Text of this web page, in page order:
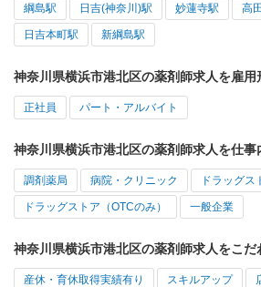
綱島駅 日吉(神奈川)駅 妙蓮寺駅 高
日吉本町駅 新綱島駅
神奈川県横浜市港北区の薬剤師求人を雇用
正社員 パート・アルバイト
神奈川県横浜市港北区の薬剤師求人を仕事
調剤薬局 病院・クリニック ドラッグス
ドラッグストア（OTCのみ） 一般企業
神奈川県横浜市港北区の薬剤師求人をこだ
産休・育休取得実績有り スキルアップ